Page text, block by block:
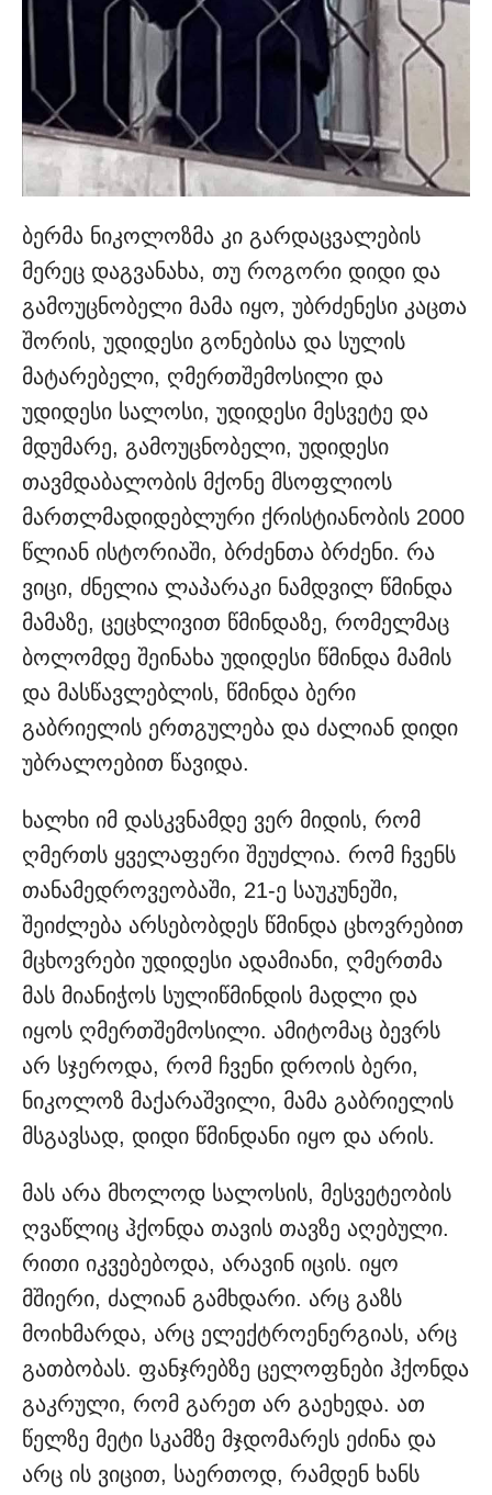
ბერმა ნიკოლოზმა კი გარდაცვალების
მერეც დაგვანახა, თუ როგორი დიდი და
გამოუცნობელი მამა იყო, უბრძენესი კაცთა
შორის, უდიდესი გონებისა და სულის
მატარებელი, ღმერთშემოსილი და
უდიდესი სალოსი, უდიდესი მესვეტე და
მდუმარე, გამოუცნობელი, უდიდესი
თავმდაბალობის მქონე მსოფლიოს
მართლმადიდებლური ქრისტიანობის 2000
წლიან ისტორიაში, ბრძენთა ბრძენი. რა
ვიცი, ძნელია ლაპარაკი ნამდვილ წმინდა
მამაზე, ცეცხლივით წმინდაზე, რომელმაც
ბოლომდე შეინახა უდიდესი წმინდა მამის
და მასწავლებლის, წმინდა ბერი
გაბრიელის ერთგულება და ძალიან დიდი
უბრალოებით წავიდა.
ხალხი იმ დასკვნამდე ვერ მიდის, რომ
ღმერთს ყველაფერი შეუძლია. რომ ჩვენს
თანამედროვეობაში, 21-ე საუკუნეში,
შეიძლება არსებობდეს წმინდა ცხოვრებით
მცხოვრები უდიდესი ადამიანი, ღმერთმა
მას მიანიჭოს სულიწმინდის მადლი და
იყოს ღმერთშემოსილი. ამიტომაც ბევრს
არ სჯეროდა, რომ ჩვენი დროის ბერი,
ნიკოლოზ მაქარაშვილი, მამა გაბრიელის
მსგავსად, დიდი წმინდანი იყო და არის.
მას არა მხოლოდ სალოსის, მესვეტეობის
ღვაწლიც ჰქონდა თავის თავზე აღებული.
რითი იკვებებოდა, არავინ იცის. იყო
მშიერი, ძალიან გამხდარი. არც გაზს
მოიხმარდა, არც ელექტროენერგიას, არც
გათბობას. ფანჯრებზე ცელოფნები ჰქონდა
გაკრული, რომ გარეთ არ გაეხედა. ათ
წელზე მეტი სკამზე მჯდომარეს ეძინა და
არც ის ვიცით, საერთოდ, რამდენ ხანს